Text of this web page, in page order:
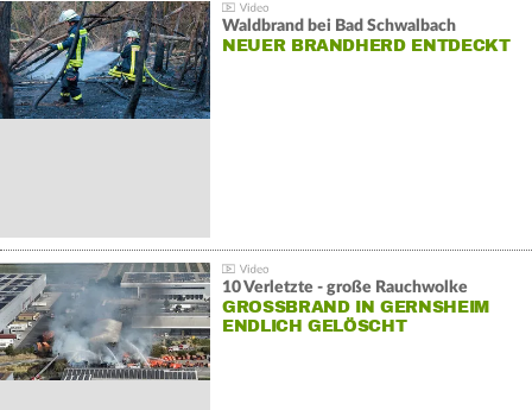
Waldbrand bei Bad Schwalbach
NEUER BRANDHERD ENTDECKT
10 Verletzte - große Rauchwolke
GROSSBRAND IN GERNSHEIM E
NDLICH GELÖSCHT